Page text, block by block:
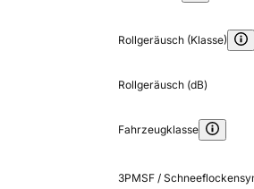
Rollgeräusch (Klasse)
Rollgeräusch (dB)
Fahrzeugklasse
3PMSF /